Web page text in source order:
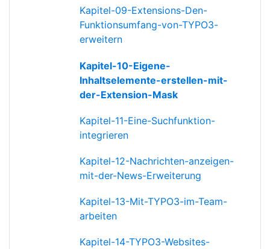
Kapitel-09-Extensions-Den-
Funktionsumfang-von-TYPO3-
erweitern
Kapitel-10-Eigene-
Inhaltselemente-erstellen-mit-
der-Extension-Mask
Kapitel-11-Eine-Suchfunktion-
integrieren
Kapitel-12-Nachrichten-anzeigen-
mit-der-News-Erweiterung
Kapitel-13-Mit-TYPO3-im-Team-
arbeiten
Kapitel-14-TYPO3-Websites-